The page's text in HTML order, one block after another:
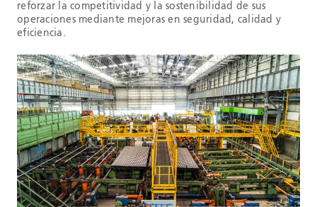
reforzar la competitividad y la sostenibilidad de sus
operaciones mediante mejoras en seguridad, calidad y
eficiencia.